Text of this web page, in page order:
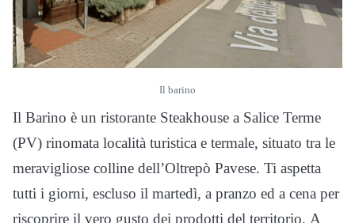
Il barino
Il Barino è un ristorante Steakhouse a Salice Terme
(PV) rinomata località turistica e termale, situato tra le
meravigliose colline dell’Oltrepò Pavese. Ti aspetta
tutti i giorni, escluso il martedì, a pranzo ed a cena per
riscoprire il vero gusto dei prodotti del territorio. A